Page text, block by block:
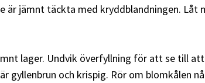
jämnt täckta med kryddblandningen. Låt
lager. Undvik överfyllning för att se till
gyllenbrun och krispig. Rör om blomkålen